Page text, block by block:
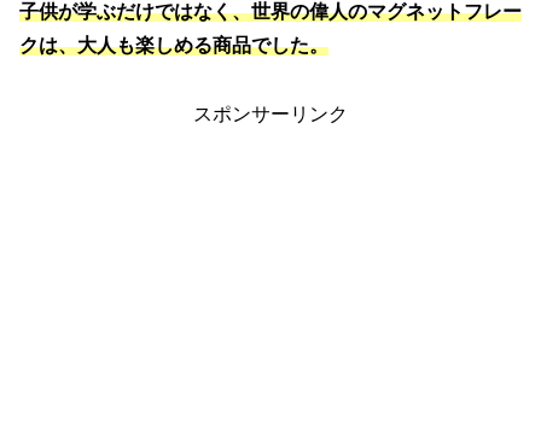
子供が学ぶだけではなく、世界の偉人のマグネットフレー
クは、大人も楽しめる商品でした。
スポンサーリンク